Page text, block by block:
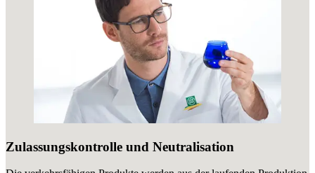
Zulassungskontrolle und Neutralisation